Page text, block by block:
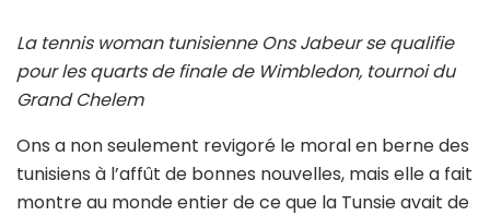
La tennis woman tunisienne Ons Jabeur se qualifie
pour les quarts de finale de Wimbledon, tournoi du
Grand Chelem
Ons a non seulement revigoré le moral en berne des
tunisiens à l’affût de bonnes nouvelles, mais elle a fait
montre au monde entier de ce que la Tunsie avait de